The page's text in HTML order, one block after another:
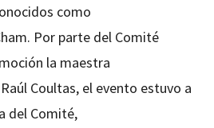
como
Por parte del Comité
la maestra
Coultas, el evento estuvo a
del Comité,